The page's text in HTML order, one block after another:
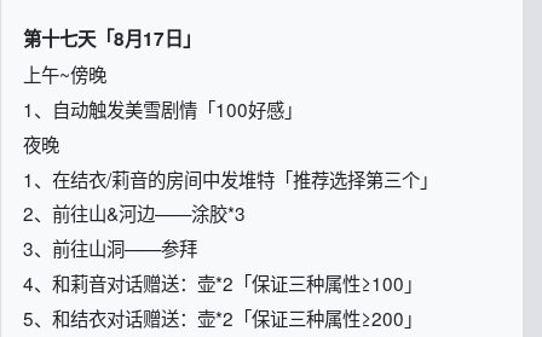
第十七天「8月17日」
上午~傍晚
1、自动触发美雪剧情「100好感」
夜晚
1、在结衣/莉音的房间中发堆特「推荐选择第三个」
2、前往山&河边——涂胶*3
3、前往山洞——参拜
4、和莉音对话赠送：壶*2「保证三种属性≥100」
5、和结衣对话赠送：壶*2「保证三种属性≥200」